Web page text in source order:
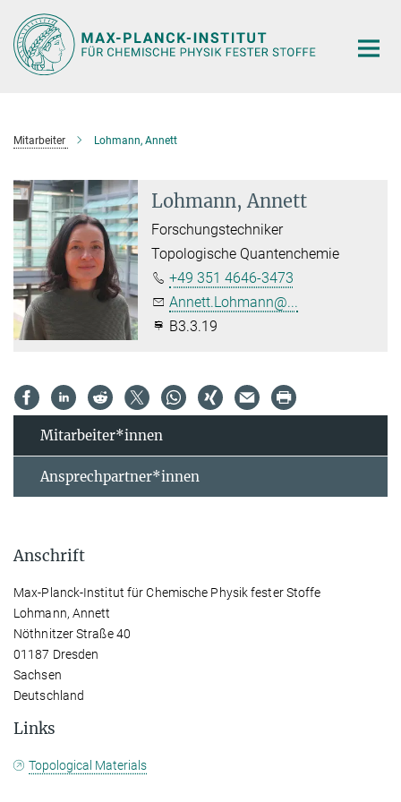
Hauptinhalt
Mitarbeiter Lohmann, Annett
Lohmann, Annett
Forschungstechniker
Topologische Quantenchemie
+49 351 4646-3473
Annett.Lohmann@...
B3.3.19
Mitarbeiter*innen
Ansprechpartner*innen
Anschrift
Max-Planck-Institut für Chemische Physik fester Stoffe
Lohmann, Annett
Nöthnitzer Straße 40
01187 Dresden
Sachsen
Deutschland
Links
Topological Materials